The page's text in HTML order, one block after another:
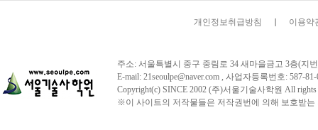
개인정보취급방침 이용약
주소: 서울특별시 중구 중림로 34 새마을금고 3층(지
E-mail: 21seoulpe@naver.com , 사업자등록번호:
Copyright(c) SINCE 2002 (주)서울기술사학원 All
※이 사이트의 저작물들은 저작권번에 의해 보호받